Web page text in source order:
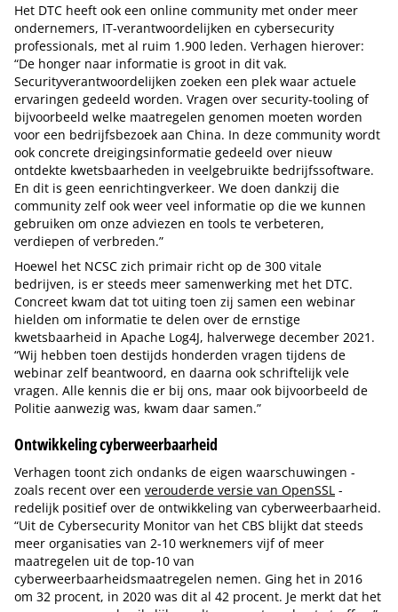
Het DTC heeft ook een online community met onder meer
ondernemers, IT-verantwoordelijken en cybersecurity
professionals, met al ruim 1.900 leden. Verhagen hierover:
“De honger naar informatie is groot in dit vak.
Securityverantwoordelijken zoeken een plek waar actuele
ervaringen gedeeld worden. Vragen over security-tooling of
bijvoorbeeld welke maatregelen genomen moeten worden
voor een bedrijfsbezoek aan China. In deze community wordt
ook concrete dreigingsinformatie gedeeld over nieuw
ontdekte kwetsbaarheden in veelgebruikte bedrijfssoftware.
En dit is geen eenrichtingverkeer. We doen dankzij die
community zelf ook weer veel informatie op die we kunnen
gebruiken om onze adviezen en tools te verbeteren,
verdiepen of verbreden.”
Hoewel het NCSC zich primair richt op de 300 vitale
bedrijven, is er steeds meer samenwerking met het DTC.
Concreet kwam dat tot uiting toen zij samen een webinar
hielden om informatie te delen over de ernstige
kwetsbaarheid in Apache Log4J, halverwege december 2021.
“Wij hebben toen destijds honderden vragen tijdens de
webinar zelf beantwoord, en daarna ook schriftelijk vele
vragen. Alle kennis die er bij ons, maar ook bijvoorbeeld de
Politie aanwezig was, kwam daar samen.”
Ontwikkeling cyberweerbaarheid
Verhagen toont zich ondanks de eigen waarschuwingen -
zoals recent over een verouderde versie van OpenSSL -
redelijk positief over de ontwikkeling van cyberweerbaarheid.
“Uit de Cybersecurity Monitor van het CBS blijkt dat steeds
meer organisaties van 2-10 werknemers vijf of meer
maatregelen uit de top-10 van
cyberweerbaarheidsmaatregelen nemen. Ging het in 2016
om 32 procent, in 2020 was dit al 42 procent. Je merkt dat het